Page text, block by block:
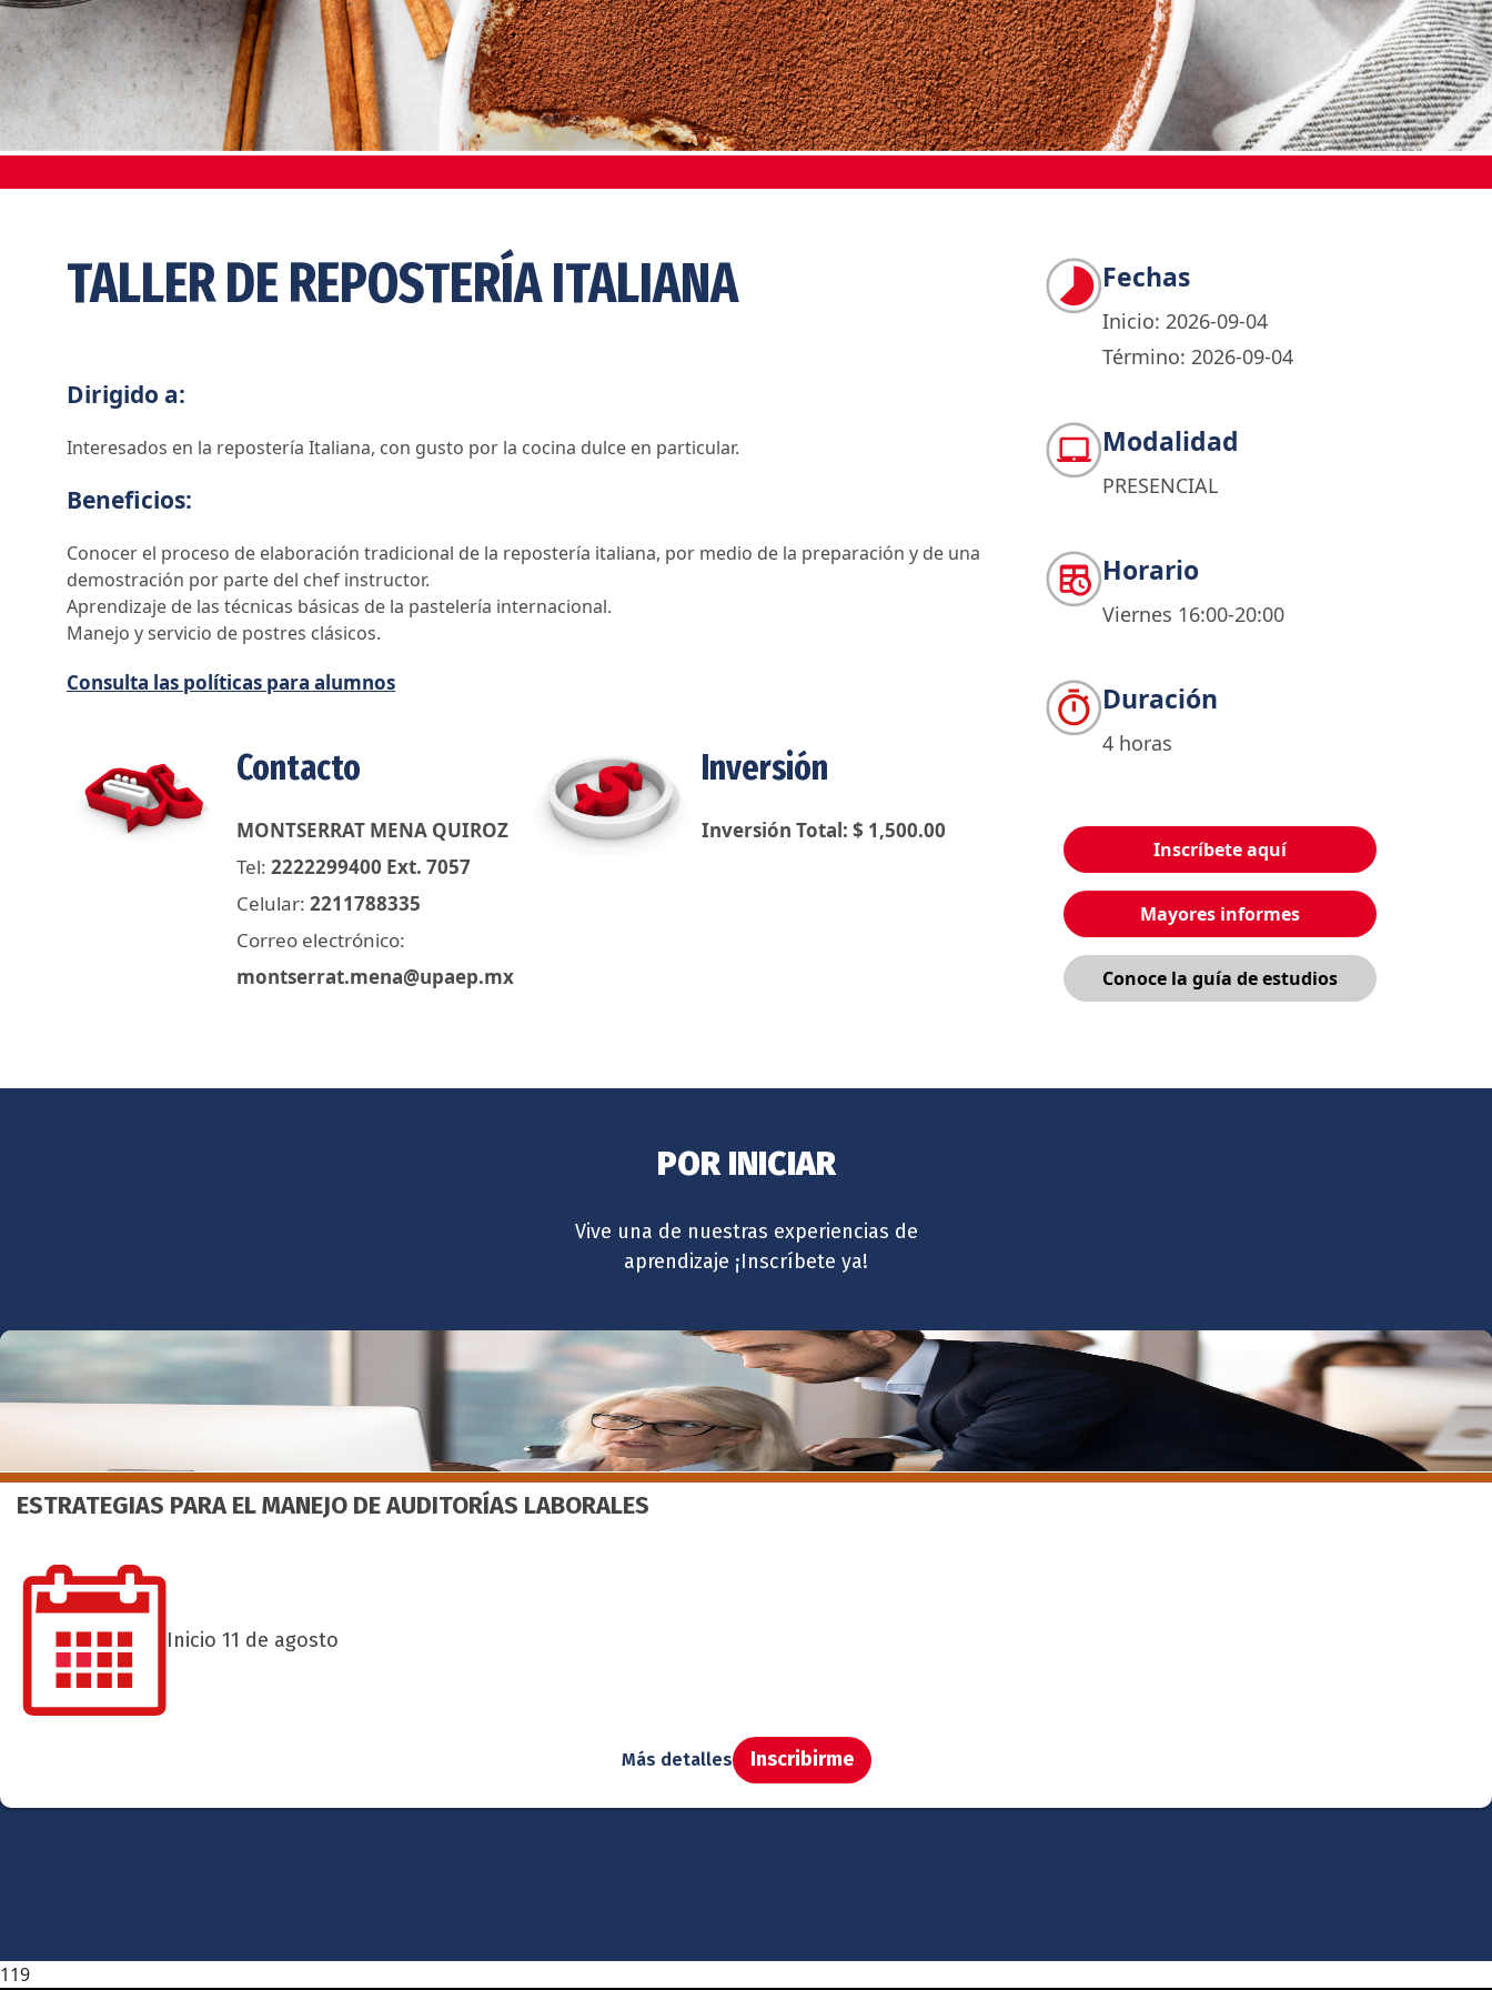
TALLER DE REPOSTERÍA ITALIANA
Dirigido a:
Interesados en la repostería Italiana, con gusto por la cocina dulce en particular.
Beneficios:
Conocer el proceso de elaboración tradicional de la repostería italiana, por medio de la preparación y de una
demostración por parte del chef instructor.
Aprendizaje de las técnicas básicas de la pastelería internacional.
Manejo y servicio de postres clásicos.
Consulta las políticas para alumnos
Contacto
MONTSERRAT MENA QUIROZ
Tel: 2222299400 Ext. 7057
Celular: 2211788335
Correo electrónico:
montserrat.mena@upaep.mx
Inversión
Inversión Total: $ 1,500.00
Fechas
Inicio: 2026-09-04
Término: 2026-09-04
Modalidad
PRESENCIAL
Horario
Viernes 16:00-20:00
Duración
4 horas
Inscríbete aquí
Mayores informes
Conoce la guía de estudios
POR INICIAR
Vive una de nuestras experiencias de
aprendizaje ¡Inscríbete ya!
ESTRATEGIAS PARA EL MANEJO DE AUDITORÍAS LABORALES
Inicio 11 de agosto
Más detalles Inscribirme
119